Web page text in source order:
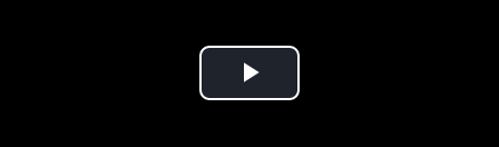
Play Video